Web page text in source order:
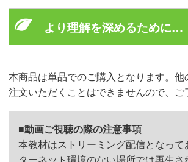
「冬に陰の気が最大となるのはどこか」
「むくみ・貧血・冷え・風邪の対策に役
を確認しつつ学びます。
ご自身の知識向上・確認のために役立
教材となっております。
そして、もう一つこの教材で学んでい
えられる人になる」ことです。
五行のバランスとは？
そもそも東洋医学でいうところの
を取る」の正確な意味は？
薬膳が有効な病気、力不足な病気
なぜ本によって食材の食性・帰経
理解できているかどうかの基準は
「人に教えられるかどうか」です。
「冬に飼い主さんが気になること一問
人に正しく伝えることが必要なあなた
潔に、ピンポイントに知識をお教えす
体質チェック三段階
身体の気血水バランスを整える
陰陽五行説
五味・五性
より理解を深めるために…
本商品は単品でのご購入となります。
注文いただくことはできませんので、ご
■動画ご視聴の際の注意事項
本教材はストリーミング配信となって
ターネット環境のない場所では再生